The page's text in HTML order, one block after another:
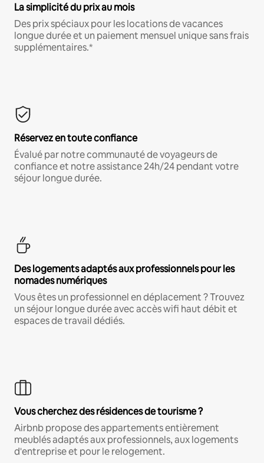
La simplicité du prix au mois
Des prix spéciaux pour les locations de vacances
longue durée et un paiement mensuel unique sans frais
supplémentaires.*
Réservez en toute confiance
Évalué par notre communauté de voyageurs de
confiance et notre assistance 24h/24 pendant votre
séjour longue durée.
Des logements adaptés aux professionnels pour les
nomades numériques
Vous êtes un professionnel en déplacement ? Trouvez
un séjour longue durée avec accès wifi haut débit et
espaces de travail dédiés.
Vous cherchez des résidences de tourisme ?
Airbnb propose des appartements entièrement
meublés adaptés aux professionnels, aux logements
d'entreprise et pour le relogement.